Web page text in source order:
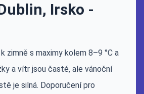
Irsko -
zimně s maximy kolem 8–9 °C a
a vítr jsou časté, ale vánoční
je silná. Doporučení pro